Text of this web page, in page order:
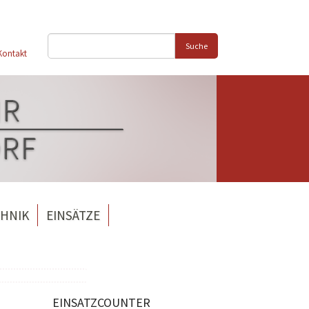
Suche
EINSÄTZE
EINSATZCOUNTER